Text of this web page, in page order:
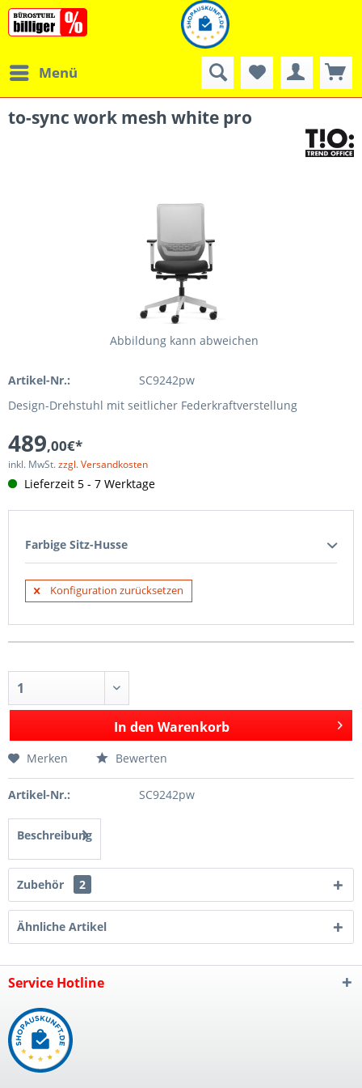
Menü
to-sync work mesh white pro
Abbildung kann abweichen
Artikel-Nr.:
SC9242pw
Design-Drehstuhl mit seitlicher Federkraftverstellung
489,00€*
inkl. MwSt.zzgl. Versandkosten
Lieferzeit 5 - 7 Werktage
Farbige Sitz-Husse
Konfiguration zurücksetzen
In den Warenkorb
Merken Bewerten
Artikel-Nr.: SC9242pw
Beschreibung
Zubehör 2
Ähnliche Artikel
Service Hotline